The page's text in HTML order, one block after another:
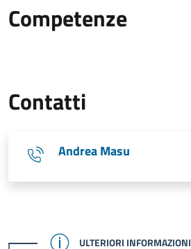
Competenze
Contatti
Andrea Masu
CONFERMATO
ULTERIORI INFORMAZIONI